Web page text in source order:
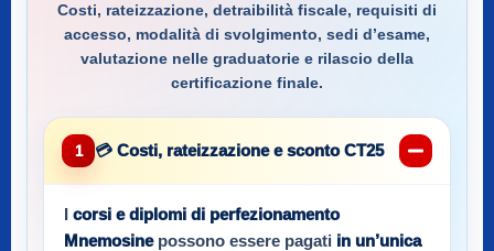
Costi, rateizzazione, detraibilità fiscale, requisiti di
accesso, modalità di svolgimento, sedi d’esame,
valutazione nelle graduatorie e rilascio della
certificazione finale.
1 💳 Costi, rateizzazione e sconto CT25
corsi e diplomi di perfezionamento
Mnemosinepossono essere pagati in un’unica